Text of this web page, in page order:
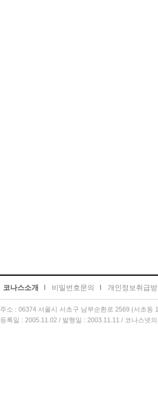
코나스소개 비밀번호문의 개인정보취급
주소 : 06374 서울시 서초구 남부순환로 2569 (서초
등록일 : 2005.11.02 / 발행일 : 2003.11.11 / 코나스넷